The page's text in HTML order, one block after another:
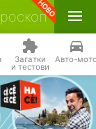
Загатки
и тестови
Авто-